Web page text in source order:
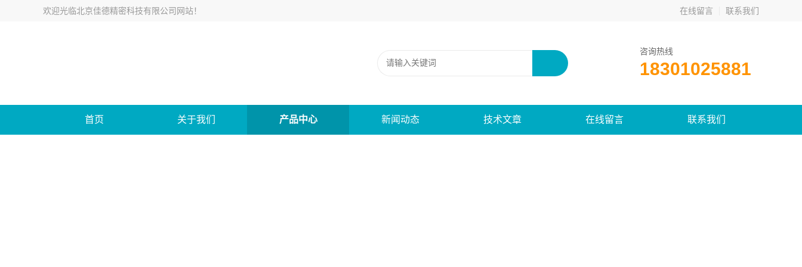
欢迎光临北京佳德精密科技有限公司网站！ 在线留言 联系我们
咨询热线
18301025881
首页 关于我们 产品中心 新闻动态 技术文章 在线留言 联系我们